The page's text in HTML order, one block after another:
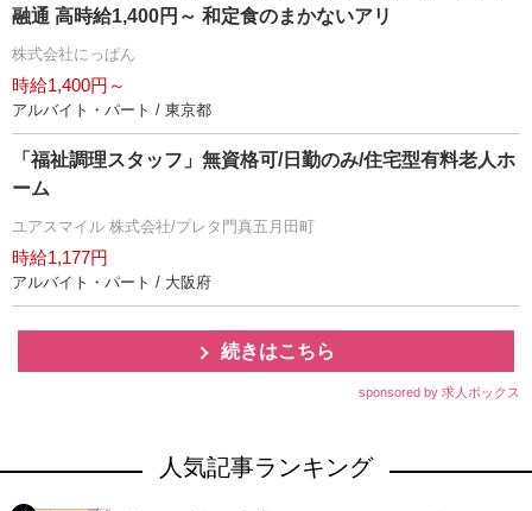
融通 高時給1,400円～ 和定食のまかないアリ
株式会社にっぱん
時給1,400円～
アルバイト・パート / 東京都
「福祉調理スタッフ」無資格可/日勤のみ/住宅型有料老人ホ
ーム
ユアスマイル 株式会社/プレタ門真五月田町
時給1,177円
アルバイト・パート / 大阪府
続きはこちら
sponsored by 求人ボックス
人気記事ランキング